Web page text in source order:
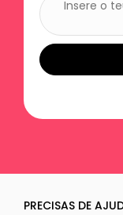
PRECISAS DE